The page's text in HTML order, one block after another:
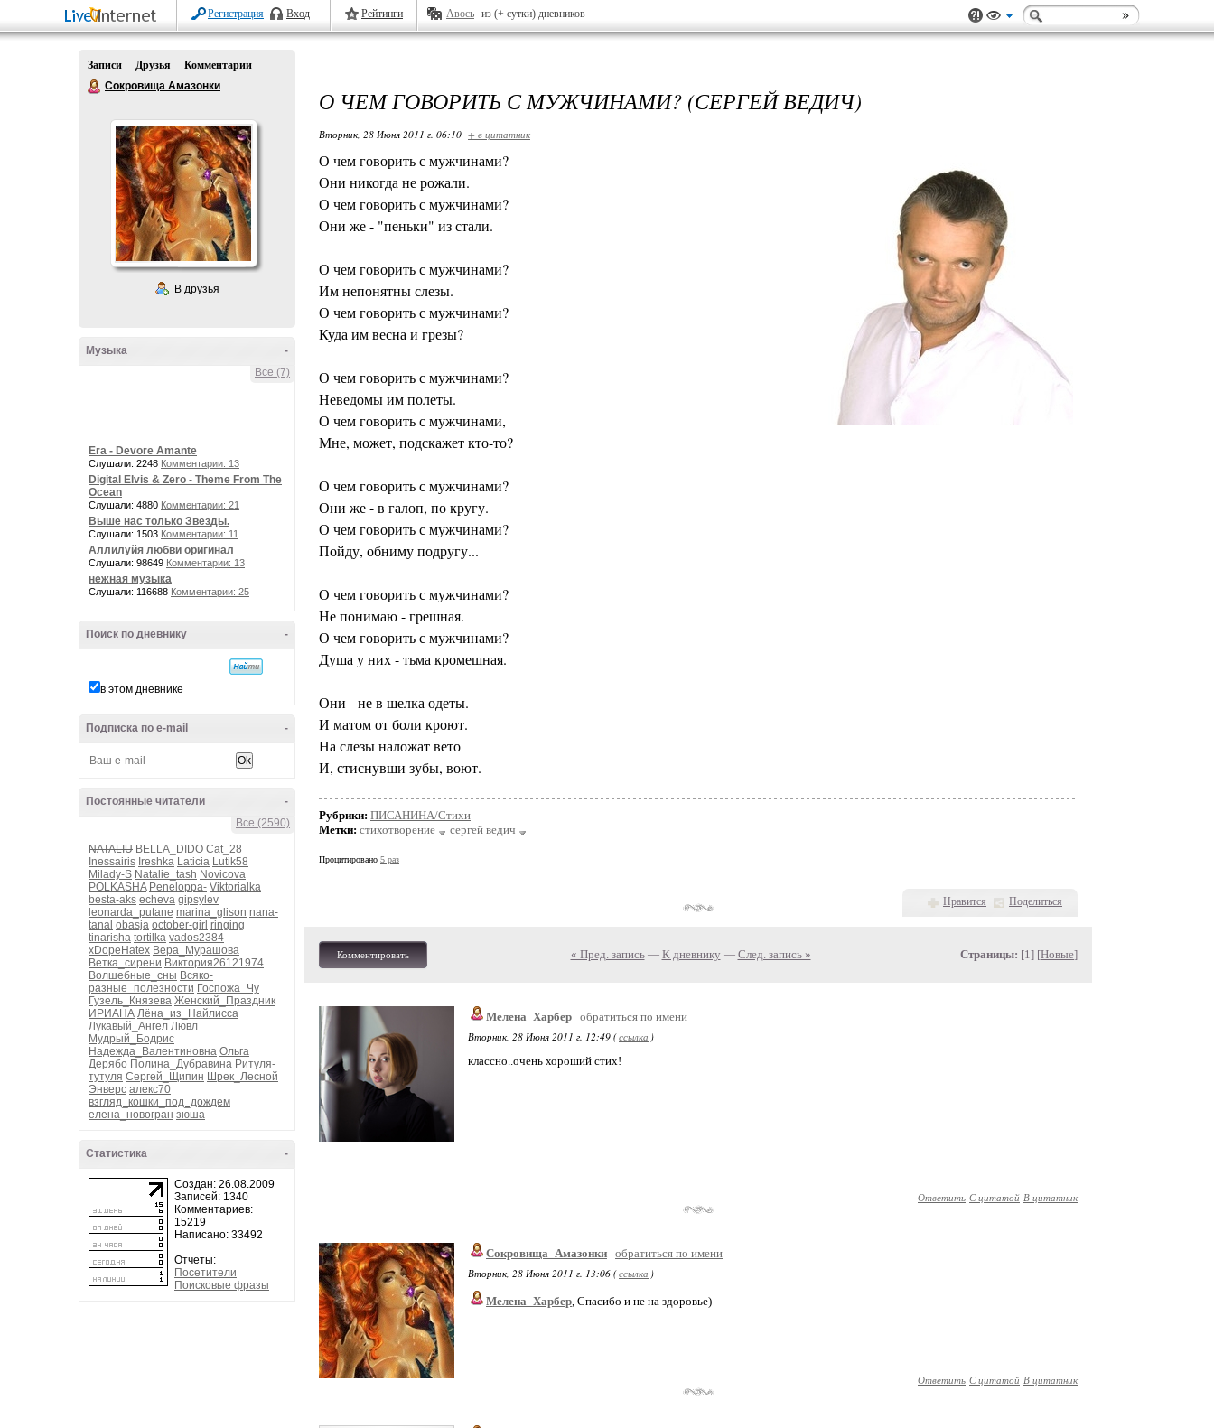
Регистрация Вход Рейтинги Авось из (+ сутки) дневников
Записи Друзья
Комментарии
Сокровища Амазонки
В друзья
-
Музыка
Все (7)
Era - Devore Amante
Слушали: 2248 Комментарии: 13
Digital Elvis & Zero - Theme From The
Ocean
Слушали: 4880 Комментарии: 21
Выше нас только Звезды.
Слушали: 1503 Комментарии: 11
Аллилуйя любви оригинал
Слушали: 98649 Комментарии: 13
нежная музыка
Слушали: 116688 Комментарии: 25
-
Поиск по дневнику
в этом дневнике
-
Подписка по e-mail
-
Постоянные читатели
Все (2590)
NATALIU BELLA_DIDO Cat_28
Inessairis Ireshka Laticia Lutik58
Milady-S Natalie_tash Novicova
POLKASHA Peneloppa- Viktorialka
besta-aks echeva gipsylev
leonarda_putane marina_glison nana-
tanal obasja october-girl ringing
tinarisha tortilka vados2384
xDopeHatex Вера_Мурашова
Ветка_сирени Виктория26121974
Волшебные_сны Всяко-
разные_полезности Госпожа_Чу
Гузель_Князева Женский_Праздник
ИРИАНА Лёна_из_Найлисса
Лукавый_Ангел Лювл
Мудрый_Бодрис
Надежда_Валентиновна Ольга
Дерябо Полина_Дубравина Ритуля-
тутуля Сергей_Щипин Шрек_Лесной
Энверс алекс70
взгляд_кошки_под_дождем
елена_новогран зюша
-
Статистика
Создан: 26.08.2009
Записей: 1340
Комментариев:
15219
Написано: 33492
Отчеты:
Посетители
Поисковые фразы
О ЧЕМ ГОВОРИТЬ С МУЖЧИНАМИ? (СЕРГЕЙ ВЕДИЧ)
Вторник, 28 Июня 2011 г. 06:10 + в цитатник
О чем говорить с мужчинами?
Они никогда не рожали.
О чем говорить с мужчинами?
Они же - "пеньки" из стали.
О чем говорить с мужчинами?
Им непонятны слезы.
О чем говорить с мужчинами?
Куда им весна и грезы?
О чем говорить с мужчинами?
Неведомы им полеты.
О чем говорить с мужчинами,
Мне, может, подскажет кто-то?
О чем говорить с мужчинами?
Они же - в галоп, по кругу.
О чем говорить с мужчинами?
Пойду, обниму подругу...
О чем говорить с мужчинами?
Не понимаю - грешная.
О чем говорить с мужчинами?
Душа у них - тьма кромешная.
Они - не в шелка одеты.
И матом от боли кроют.
На слезы наложат вето
И, стиснувши зубы, воют.
Рубрики: ПИСАНИНА/Стихи
Метки: стихотворение сергей ведич
Процитировано 5 раз
Нравится Поделиться
Комментировать « Пред. запись— К дневнику — След. запись » Страницы: [1] [Новые]
Мелена_Харбер обратиться по имени
Вторник, 28 Июня 2011 г. 12:49 (ссылка )
классно..очень хороший стих!
Ответить С цитатой В цитатник
Сокровища_Амазонки обратиться по имени
Вторник, 28 Июня 2011 г. 13:06 (ссылка )
Мелена_Харбер, Спасибо и не на здоровье)
Ответить С цитатой В цитатник